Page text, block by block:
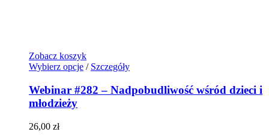
Zobacz koszyk
Wybierz opcje / Szczegóły
Webinar #282 – Nadpobudliwość wśród dzieci i
młodzieży
26,00 zł